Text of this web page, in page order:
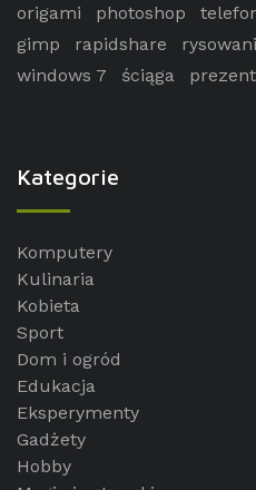
origami photoshop
gimp
rapidshare
windows 7
ściąga prezent
Kategorie
Komputery
Kulinaria
Kobieta
Sport
Dom i ogród
Edukacja
Eksperymenty
Gadżety
Hobby